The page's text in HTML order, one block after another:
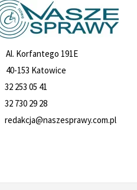
Al. Korfantego 191E
40-153 Katowice
32 253 05 41
32 730 29 28
redakcja@naszesprawy.com.pl